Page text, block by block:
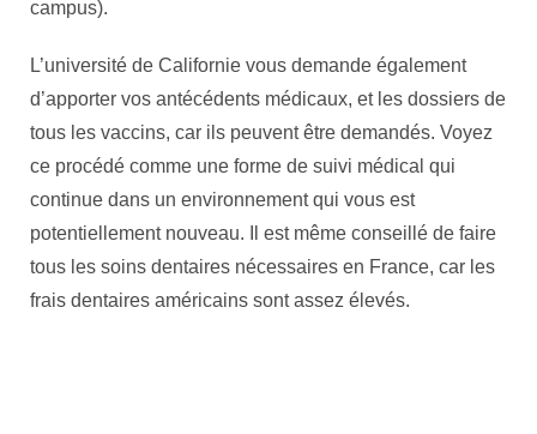
campus).
L’université de Californie vous demande également
d’apporter vos antécédents médicaux, et les dossiers de
tous les vaccins, car ils peuvent être demandés. Voyez
ce procédé comme une forme de suivi médical qui
continue dans un environnement qui vous est
potentiellement nouveau. Il est même conseillé de faire
tous les soins dentaires nécessaires en France, car les
frais dentaires américains sont assez élevés.